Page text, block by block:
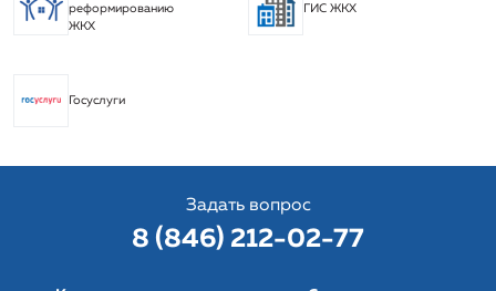
реформированию
ЖКХ
ГИС ЖКХ
Госуслуги
Задать вопрос
8 (846) 212-02-77